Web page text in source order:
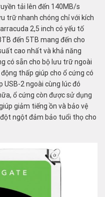
tải lên đến 140MB/s
trữ nhanh chóng chỉ với kích
2,5 inch có yếu tố
đến 5TB mang đến cho
cao nhất và khả năng
có sẵn cho bộ lưu trữ ngoài
thấp giúp cho ổ cứng có
USB-2 ngoài cùng lúc đó
ổ cứng còn được sử dụng
giảm tiếng ồn và bảo vệ
ngột đảm bảo tuổi thọ cho